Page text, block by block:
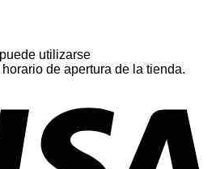
utilizarse
de apertura de la tienda.